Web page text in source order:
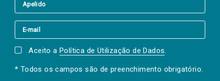
Aceito a Política de Utilização de Dados.
* Todos os campos são de preenchimento obrigatório.